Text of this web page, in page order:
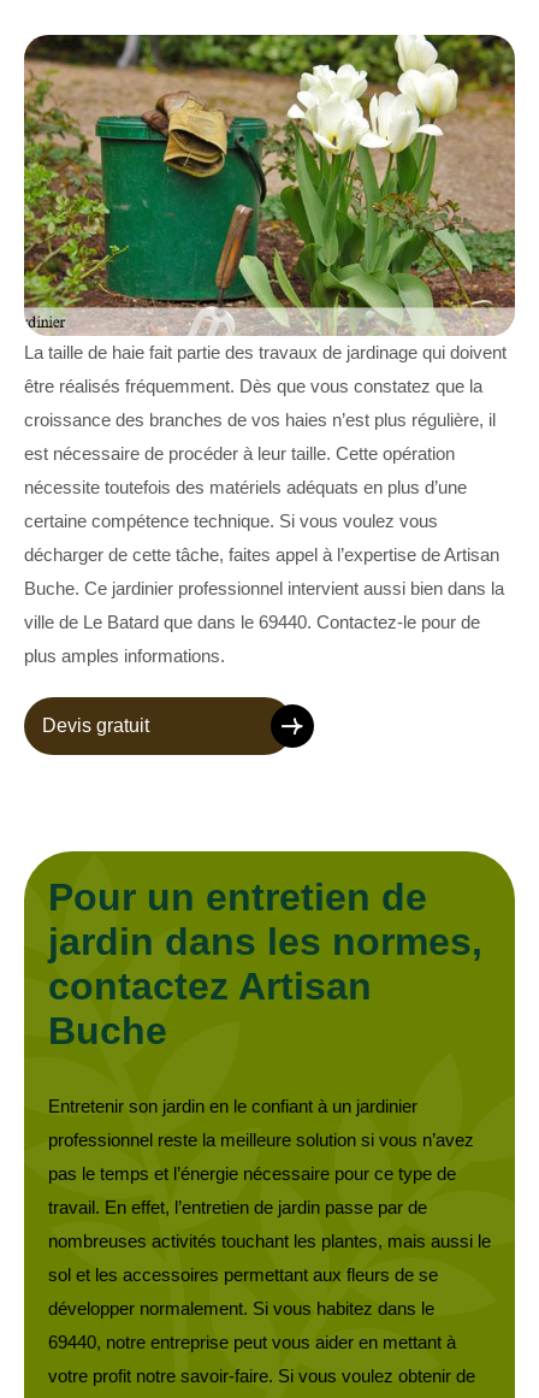
La taille de haie fait partie des travaux de jardinage qui doivent
être réalisés fréquemment. Dès que vous constatez que la
croissance des branches de vos haies n’est plus régulière, il
est nécessaire de procéder à leur taille. Cette opération
nécessite toutefois des matériels adéquats en plus d’une
certaine compétence technique. Si vous voulez vous
décharger de cette tâche, faites appel à l’expertise de Artisan
Buche. Ce jardinier professionnel intervient aussi bien dans la
ville de Le Batard que dans le 69440. Contactez-le pour de
plus amples informations.
Devis gratuit
Pour un entretien de
jardin dans les normes,
contactez Artisan
Buche
Entretenir son jardin en le confiant à un jardinier
professionnel reste la meilleure solution si vous n’avez
pas le temps et l’énergie nécessaire pour ce type de
travail. En effet, l’entretien de jardin passe par de
nombreuses activités touchant les plantes, mais aussi le
sol et les accessoires permettant aux fleurs de se
développer normalement. Si vous habitez dans le
69440, notre entreprise peut vous aider en mettant à
votre profit notre savoir-faire. Si vous voulez obtenir de